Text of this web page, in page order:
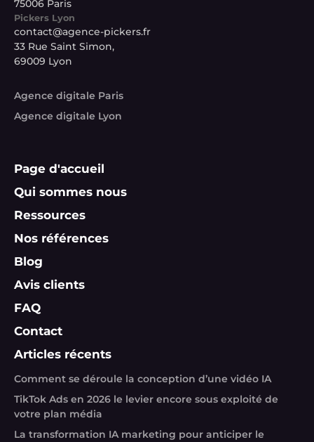
75006 Paris
Pickers Lyon
contact@agence-pickers.fr
33 Rue Saint Simon,
69009 Lyon
Agence digitale Paris
Agence digitale Lyon
Page d'accueil
Qui sommes nous
Ressources
Nos références
Blog
Avis clients
FAQ
Contact
Articles récents
Comment se déroule la conception d’une vidéo IA
TikTok Ads en 2026 le levier encore sous exploité de
votre plan média
La transformation IA marketing pour anticiper le